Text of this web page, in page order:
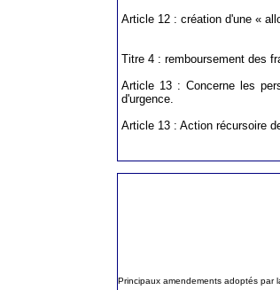
Article 12 : création d'une «
Titre 4 : remboursement des
Article 13 : Concerne les
d'urgence.
Article 13 : Action récursoire
Principaux amendements adoptés par